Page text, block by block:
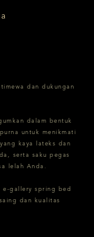
dan dukungan
dalam bentuk
untuk menikmati
kaya lateks dan
serta saku pegas
lelah Anda.
e-gallery spring bed
dan kualitas